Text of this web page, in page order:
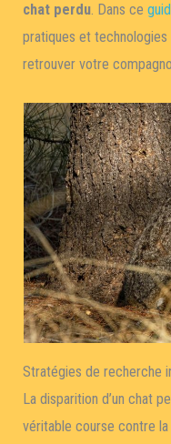
chat perdu. Dans ce
pratiques et
retrouver votre
Stratégies de recherche
La disparition d’un chat
véritable course contre